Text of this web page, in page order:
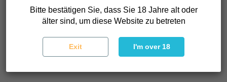
einfach nur Ruhe finden möchte.
Wenn du Cannabissamen suchst, die Harz, Stärke und
hervorragende Wahl. Diese Sorte schlägt kräftig ein und
bleibt lange in Erinnerung.
Bitte bestätigen Sie, dass Sie 18 Jahre alt oder
älter sind, um diese Website zu betreten
Exit I'm over 18